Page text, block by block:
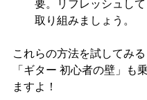
要。リフレッシュし
取り組みましょう。
これらの方法を試してみ
「ギター 初心者の壁」も
ますよ！